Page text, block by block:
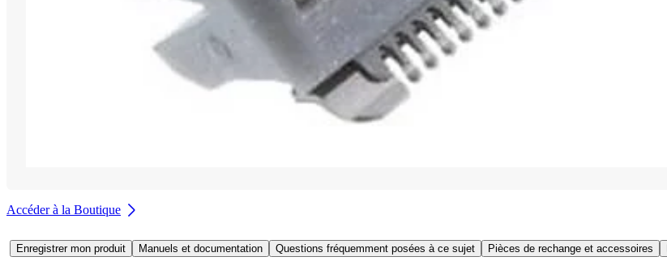
Accéder à la Boutique
Enregistrer mon produit Manuels et documentation Questions fréquemment posées à ce sujet Pièces de rechange et accessoires